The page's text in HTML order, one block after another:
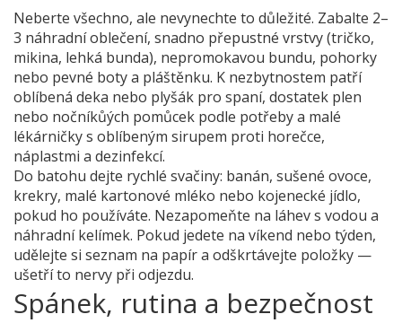
Neberte všechno, ale nevynechte to důležité. Zabalte 2–
3 náhradní oblečení, snadno přepustné vrstvy (tričko,
mikina, lehká bunda), nepromokavou bundu, pohorky
nebo pevné boty a pláštěnku. K nezbytnostem patří
oblíbená deka nebo plyšák pro spaní, dostatek plen
nebo nočníkůých pomůcek podle potřeby a malé
lékárničky s oblíbeným sirupem proti horečce,
náplastmi a dezinfekcí.
Do batohu dejte rychlé svačiny: banán, sušené ovoce,
krekry, malé kartonové mléko nebo kojenecké jídlo,
pokud ho používáte. Nezapomeňte na láhev s vodou a
náhradní kelímek. Pokud jedete na víkend nebo týden,
udělejte si seznam na papír a odškrtávejte položky —
ušetří to nervy při odjezdu.
Spánek, rutina a bezpečnost